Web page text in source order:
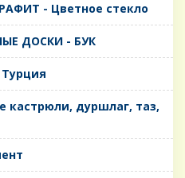
- Цветное стекло
ДОСКИ - БУК
дуршлаг, таз,